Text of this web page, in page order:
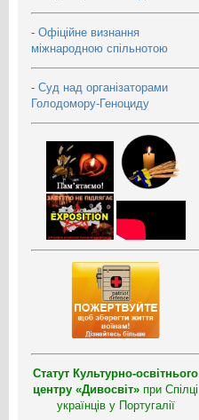
- Офіційне визнання
міжнародною спільнотою
- Суд над організаторами
Голодомору-Геноциду
Статут Культурно-освітнього
центру «Дивосвіт» при Спілці
українців у Португалії